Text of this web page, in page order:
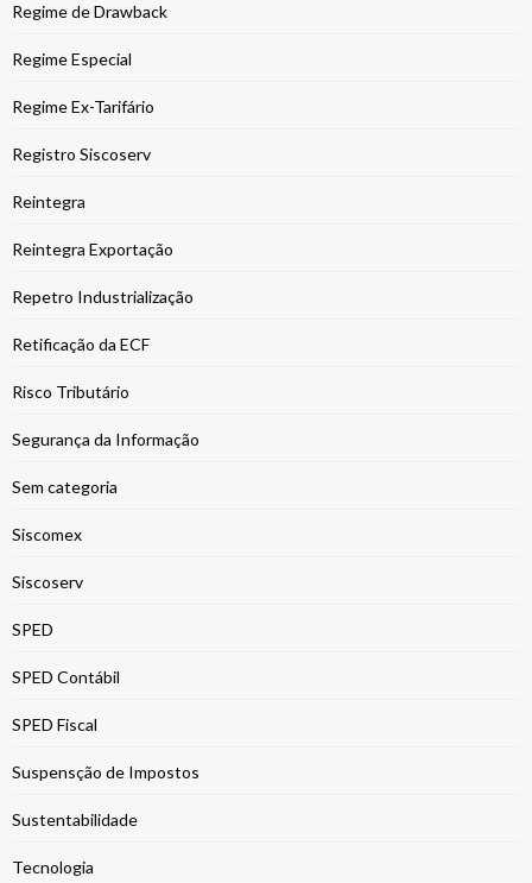
Regime de Drawback
Regime Especial
Regime Ex-Tarifário
Registro Siscoserv
Reintegra
Reintegra Exportação
Repetro Industrialização
Retificação da ECF
Risco Tributário
Segurança da Informação
Sem categoria
Siscomex
Siscoserv
SPED
SPED Contábil
SPED Fiscal
Suspensção de Impostos
Sustentabilidade
Tecnologia